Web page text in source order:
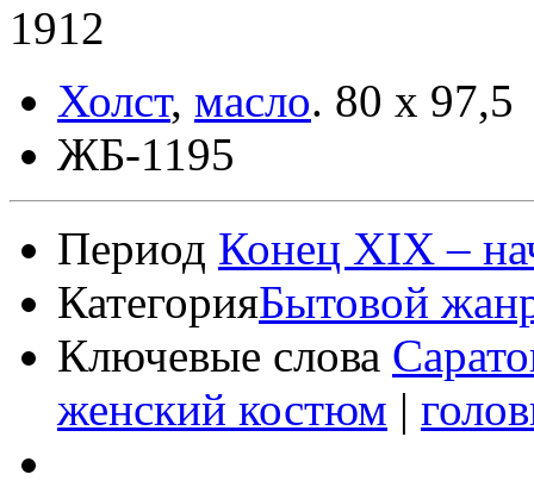
1912
Холст, масло. 80 x 97,5
ЖБ-1195
Период Конец XIX –
КатегорияБытовой
Ключевые слова
женский костюм |